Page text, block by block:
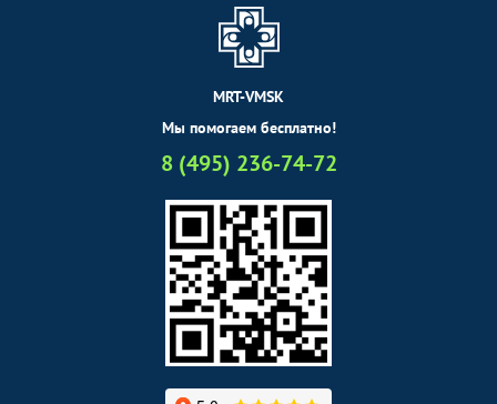
MRT-VMSK
Мы помогаем бесплатно!
8 (495) 236-74-72